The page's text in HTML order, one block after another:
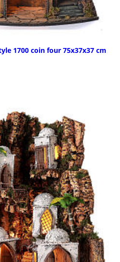
1700 coin four 75x37x37 cm